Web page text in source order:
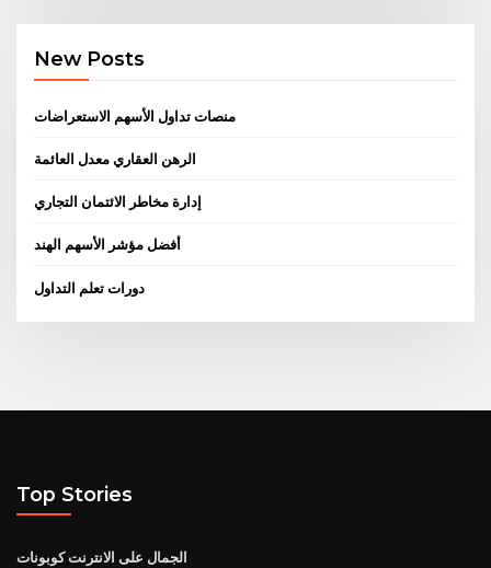
New Posts
منصات تداول الأسهم الاستعراضات
الرهن العقاري معدل العائمة
إدارة مخاطر الائتمان التجاري
أفضل مؤشر الأسهم الهند
دورات تعلم التداول
Top Stories
الجمال على الانترنت كوبونات